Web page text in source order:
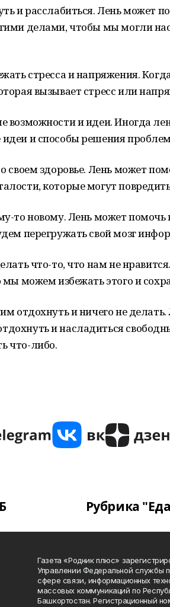
и расслабиться. Лень может
делами, чтобы мы могли
стресса и напряжения.
вызывает стресс или
и идеи. Иногда
и способы решения
своем здоровье. Лень может
которые могут
то новому. Лень может помочь
перегружать свой мозг
что-то, что нам не
можем избежать этого и
отдохнуть и ничего не
и насладиться
что-либо.
Рубрика
Газета «Родник плюс»
Управлении Федеральной службы
сфере связи, информационных
массовых коммуникаций по
Башкортостан. Регистрационный